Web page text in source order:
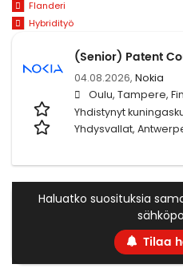
Flanderi
Hybridityö
(Senior) Patent
04.08.2026, Nokia
Oulu, Tampere,
Yhdistynyt
Yhdysvallat,
Haluatko suosituksia
Tilaa